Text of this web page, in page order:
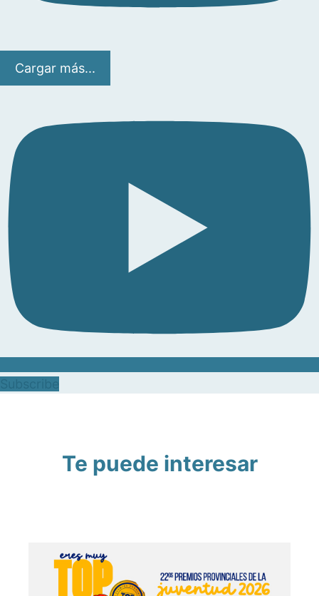
Cargar más...
Te puede interesar